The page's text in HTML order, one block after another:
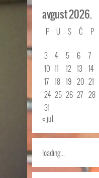
avgust 2026.
P U S Č P
3
4 5 6 7
10 11 12 13 14
17 18 19 20 21
24 25 26 27 28
31
« jul
loading...